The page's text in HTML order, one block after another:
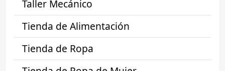
Taller Mecánico
Tienda de Alimentación
Tienda de Ropa